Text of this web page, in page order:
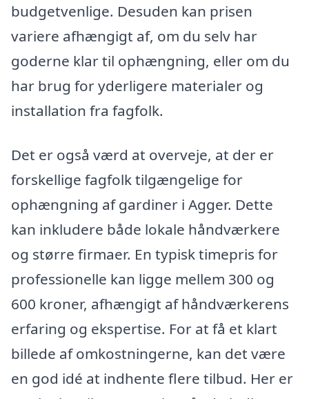
budgetvenlige. Desuden kan prisen
variere afhængigt af, om du selv har
goderne klar til ophængning, eller om du
har brug for yderligere materialer og
installation fra fagfolk.
Det er også værd at overveje, at der er
forskellige fagfolk tilgængelige for
ophængning af gardiner i Agger. Dette
kan inkludere både lokale håndværkere
og større firmaer. En typisk timepris for
professionelle kan ligge mellem 300 og
600 kroner, afhængigt af håndværkerens
erfaring og ekspertise. For at få et klart
billede af omkostningerne, kan det være
en god idé at indhente flere tilbud. Her er